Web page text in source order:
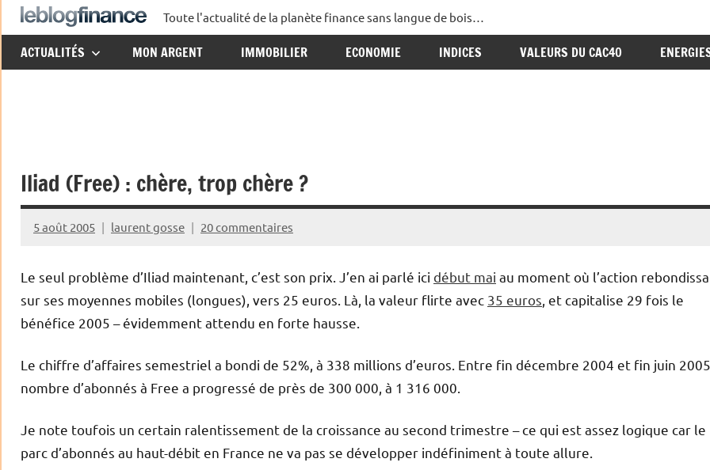
Aller
au
contenu
Le
Blog
Toute l'actualité de la planète finance sans langue de bois…
ACTUALITÉS MON ARGENT IMMOBILIER ECONOMIE INDICES VALEURS DU CAC40
Iliad (Free) : chère, trop chère ?
5 août 2005 laurent gosse 20 commentaires
Le seul problème d’Iliad maintenant, c’est son prix. J’en ai parlé ici début mai au moment où l’action
sur ses moyennes mobiles (longues), vers 25 euros. Là, la valeur flirte avec 35 euros , et capitalise 29 fois le
bénéfice 2005 – évidemment attendu en forte hausse.
Le chiffre d’affaires semestriel a bondi de 52%, à 338 millions d’euros. Entre fin décembre 2004 et fin juin
nombre d’abonnés à Free a progressé de près de 300 000, à 1 316 000.
Je note toufois un certain ralentissement de la croissance au second trimestre – ce qui est assez logique car le
parc d’abonnés au haut-débit en France ne va pas se développer indéfiniment à toute allure.